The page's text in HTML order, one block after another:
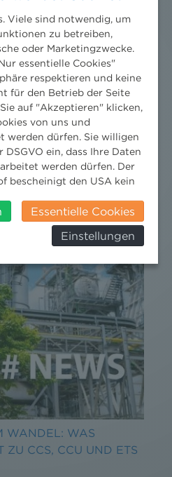
WANDEL: WAS
ZU CCS, CCU UND ETS
Viele sind notwendig, um
zu betreiben,
oder Marketingzwecke.
essentielle Cookies"
respektieren und keine
für den Betrieb der Seite
auf "Akzeptieren" klicken,
von uns und
werden dürfen. Sie willigen
ein, dass Ihre Daten
werden dürfen. Der
bescheinigt den USA kein
dass ihre Daten durch US-
zu
verarbeitet werden und
Sie am
Icon wo Sie jederzeit Ihre
Widerspruch ausüben.
Sie hier:
Essentielle Cookies
Einstellungen